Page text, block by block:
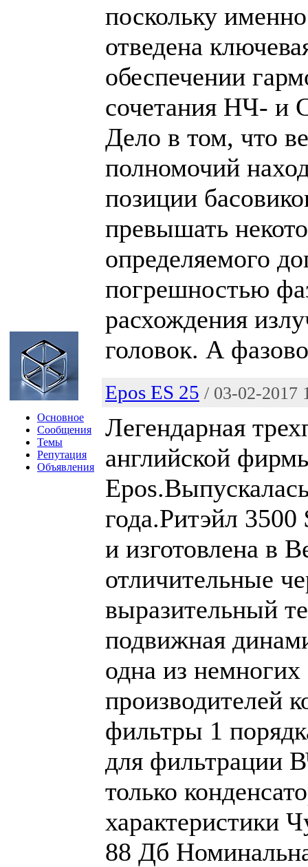
Основное
Сообщения
Темы
Репутация
Объявления
поскольку
отведена
обеспечении
сочетания НЧ- и
Дело в том, что
полномочий
позиции
превышать
определяемого
погрешностью
расхождения
головок. А
Epos ES 25 / 03-02-2017
Легендарная
английской
года.Ритэйл
и изготовлена в
отличительные
выразительный
подвижная
одна из
производителей
фильтры 1
для фильтрации
только
характеристики
88 Дб